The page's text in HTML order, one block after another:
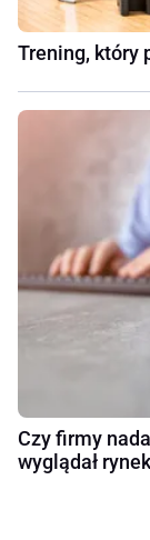
Trening, który
Czy firmy
wyglądał